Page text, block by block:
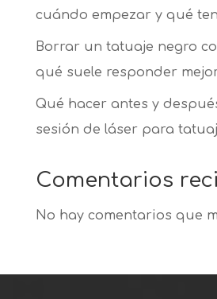
cuándo empezar y qué
Borrar un tatuaje negro
qué suele responder
Qué hacer antes y
sesión de láser para
Comentarios
No hay comentarios que